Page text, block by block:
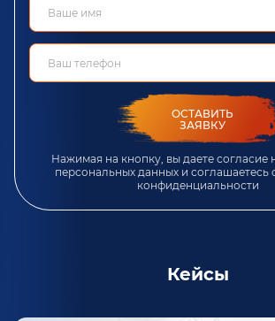
ОСТАВИТЬ
ЗАЯВКУ
Нажимая на кнопку, вы даете согласие
персональных данных и соглашаетесь
конфиденциальности
Кейсы